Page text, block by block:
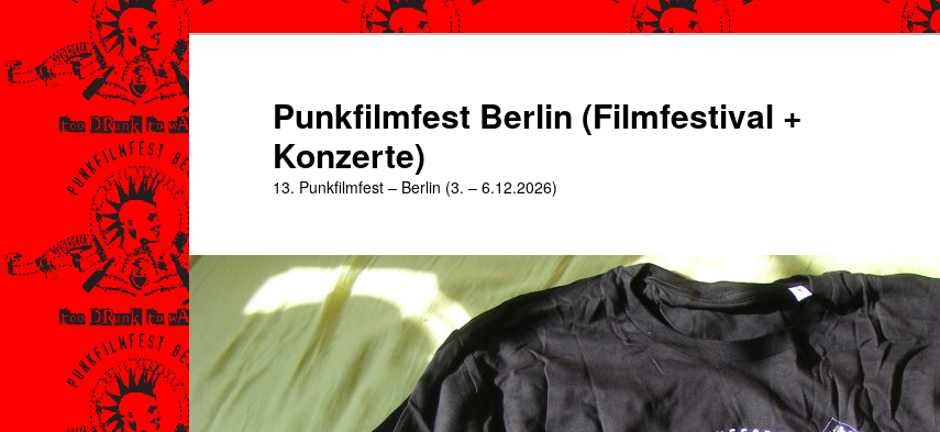
primären
springen
sekundären
springen
Punkfilmfest Berlin (Filmfestival +
Konzerte)
13. Punkfilmfest – Berlin (3. – 6.12.2026)